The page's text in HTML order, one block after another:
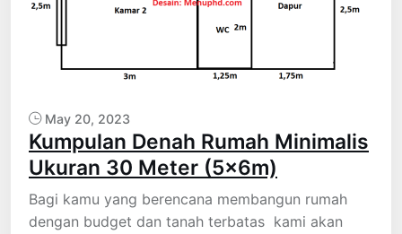
May 20, 2023
Kumpulan Denah Rumah Minimalis
Ukuran 30 Meter (5x6m)
Bagi kamu yang berencana membangun rumah
dengan budget dan tanah terbatas kami akan